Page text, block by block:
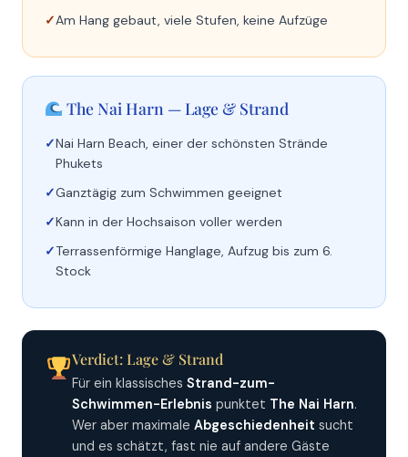
Am Hang gebaut, viele Stufen, keine Aufzüge
The Nai Harn — Lage & Strand
Nai Harn Beach, einer der schönsten Strände
Phukets
Ganztägig zum Schwimmen geeignet
Kann in der Hochsaison voller werden
Terrassenförmige Hanglage, Aufzug bis zum 6.
Stock
Verdict: Lage & Strand
Für ein klassischesStrand-zum-
Schwimmen-Erlebnis punktet The Nai Harn.
Wer aber maximaleAbgeschiedenheit sucht
und es schätzt, fast nie auf andere Gäste